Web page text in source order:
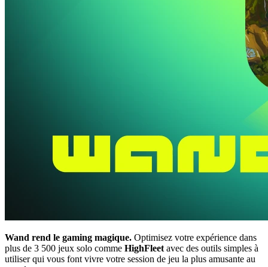
Wand rend le gaming magique. Optimisez votre expérience dans
plus de 3 500 jeux solo comme HighFleet avec des outils simples à
utiliser qui vous font vivre votre session de jeu la plus amusante au